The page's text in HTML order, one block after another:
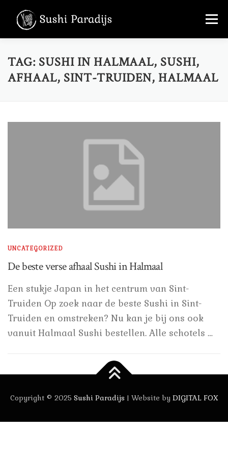
content
Menu
MENU OVER ONS FOTO’S
TAG: SUSHI IN HALMAAL, SUSHI,
AFHAAL, SINT-TRUIDEN, HALMAAL
UNCATEGORIZED
De beste verse afhaal Sushi in Halmaal
Een stukje Japan in het centrum van Sint-
Truiden Op zoek naar de beste Sushi in Sint-
Truiden en omstreken? Nu kan je bij ons ook
vanuit Halmaal Sushi bestellen. Alle schotels …
Copyright © 2025 Sushi Paradijs | Website by DIGITAL FOX